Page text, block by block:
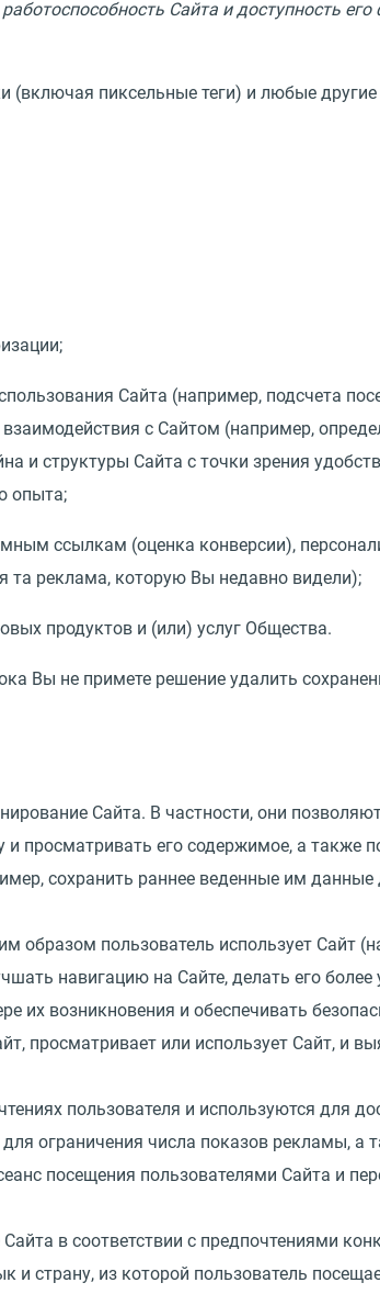
Сайта и доступность
пиксельные теги) и любые другие
Сайта (например, подсчета
с Сайтом (например,
и структуры Сайта с точки зрения
опыта;
ссылкам (оценка конверсии),
та реклама, которую Вы недавно видели);
продуктов и (или) услуг Общества.
Вы не примете решение удалить
Сайта. В частности, они
просматривать его содержимое, а также
сохранить раннее веденные им
пользователь использует Сайт
навигацию на Сайте, делать его
их возникновения и обеспечивать
просматривает или использует Сайт, и
пользователя и используются для
ограничения числа показов рекламы, а
посещения пользователями Сайта и
в соответствии с предпочтениями
и страну, из которой пользователь